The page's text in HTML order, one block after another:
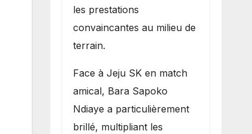
les prestations
convaincantes au milieu de
terrain.
Face à Jeju SK en match
amical, Bara Sapoko
Ndiaye a particulièrement
brillé, multipliant les